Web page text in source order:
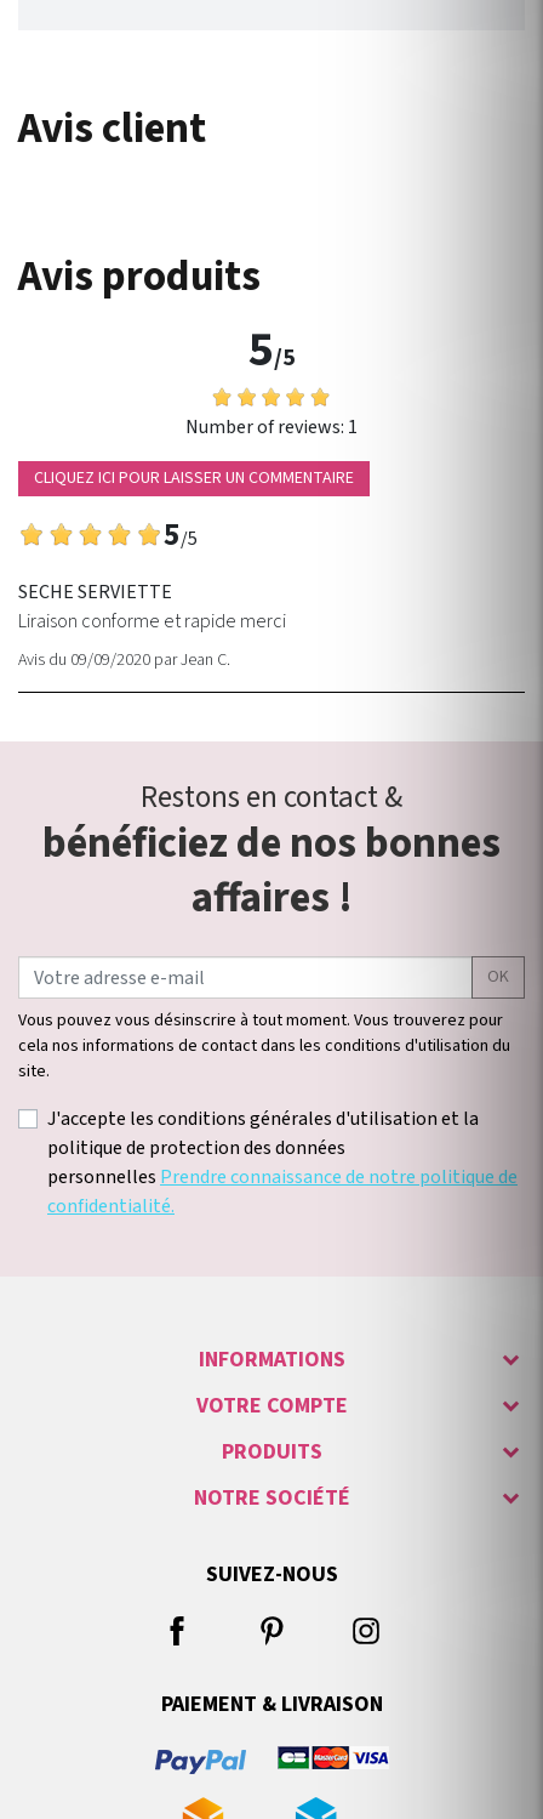
Avis client
Avis produits
5/5
Number of reviews: 1
CLIQUEZ ICI POUR LAISSER UN COMMENTAIRE
5/5
SECHE SERVIETTE
Liraison conforme et rapide merci
Avis du 09/09/2020 parJean C.
Restons en contact &
bénéficiez de nos bonnes
affaires !
OK
Vous pouvez vous désinscrire à tout moment. Vous trouverez pour
cela nos informations de contact dans les conditions d'utilisation du
site.
J'accepte les conditions générales d'utilisation et la
politique de protection des données
personnelles Prendre connaissance de notre politique de
confidentialité.
INFORMATIONS
VOTRE COMPTE
PRODUITS
NOTRE SOCIÉTÉ
SUIVEZ-NOUS
PAIEMENT & LIVRAISON